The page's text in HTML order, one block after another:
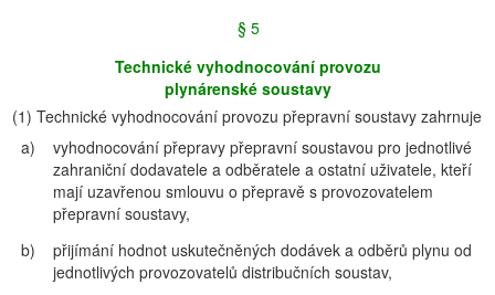
§ 5
Technické vyhodnocování provozu
plynárenské soustavy
(1) Technické vyhodnocování provozu přepravní soustavy zahrnuje
a)
vyhodnocování přepravy přepravní soustavou pro jednotlivé
zahraniční dodavatele a odběratele a ostatní uživatele, kteří
mají uzavřenou smlouvu o přepravě s provozovatelem
přepravní soustavy,
b)
přijímání hodnot uskutečněných dodávek a odběrů plynu od
jednotlivých provozovatelů distribučních soustav,